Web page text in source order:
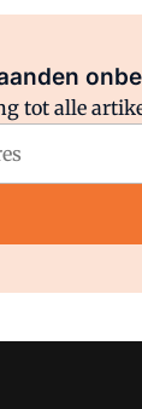
tot alle